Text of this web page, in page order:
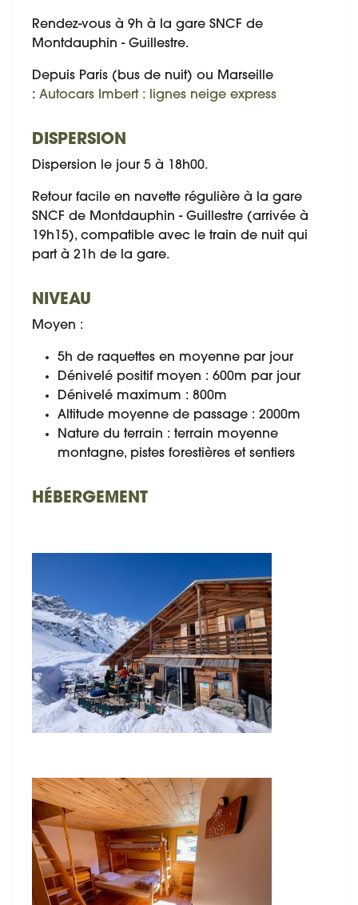
Rendez-vous à 9h à la gare SNCF de
Montdauphin - Guillestre.
Depuis Paris (bus de nuit) ou Marseille
: Autocars Imbert : lignes neige express
DISPERSION
Dispersion le jour 5 à 18h00.
Retour facile en navette régulière à la gare
SNCF de Montdauphin - Guillestre (arrivée à
19h15), compatible avec le train de nuit qui
part à 21h de la gare.
NIVEAU
Moyen :
5h de raquettes en moyenne par jour
Dénivelé positif moyen : 600m par jour
Dénivelé maximum : 800m
Altitude moyenne de passage : 2000m
Nature du terrain : terrain moyenne
montagne, pistes forestières et sentiers
HÉBERGEMENT